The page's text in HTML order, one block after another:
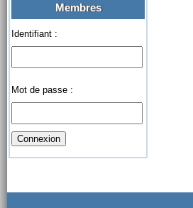
Membres
Identifiant :
Mot de passe :